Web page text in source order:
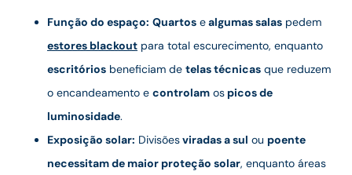
Função do espaço: Quartos ealgumas salas pedem
estores blackout para total escurecimento, enquanto
escritórios beneficiam de telas técnicas que reduzem
o encandeamento e controlam os picos de
luminosidade.
Exposição solar: Divisõesviradas a sul ou poente
necessitam de maior proteção solar, enquanto áreas